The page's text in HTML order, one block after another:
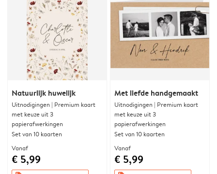
Natuurlijk huwelijk
Uitnodigingen | Premium kaart
met keuze uit 3
papierafwerkingen
Set van 10 kaarten
Vanaf
€ 5,99
Met liefde handgemaakt
Uitnodigingen | Premium kaart
met keuze uit 3
papierafwerkingen
Set van 10 kaarten
Vanaf
€ 5,99